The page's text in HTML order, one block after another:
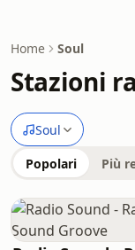
Home Soul
Stazioni
Soul
Popolari Più